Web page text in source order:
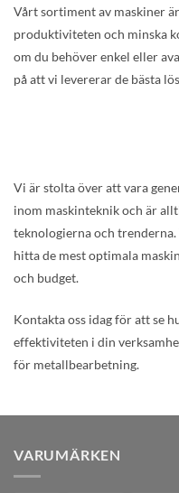
Vårt sortiment av maskiner
produktiviteten och minska
om du behöver enkel eller
på att vi levererar de bästa
Vi är stolta över att vara
inom maskinteknik och är
teknologierna och
hitta de mest optimala
och budget.
Kontakta oss idag för att se
effektiviteten i din
för metallbearbetning.
VARUMÄRKEN